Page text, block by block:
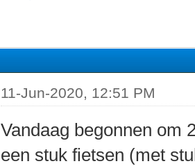
11-Jun-2020, 12:51 PM
Vandaag begonnen om
een stuk fietsen (met